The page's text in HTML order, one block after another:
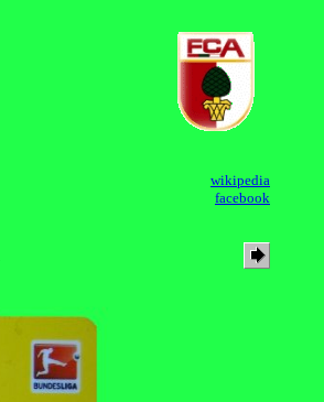
wikipedia
facebook